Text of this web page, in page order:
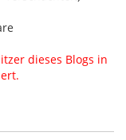
dieses Blogs in